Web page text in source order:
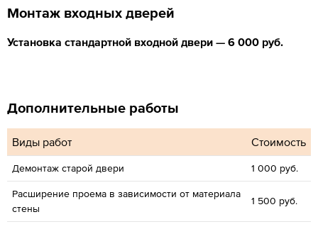
Монтаж входных дверей
Установка стандартной входной двери — 6 000 руб.
Дополнительные работы
Виды работ Стоимость
Демонтаж старой двери 1 000 руб.
Расширение проема в зависимости от материала
стены
1 500 руб.